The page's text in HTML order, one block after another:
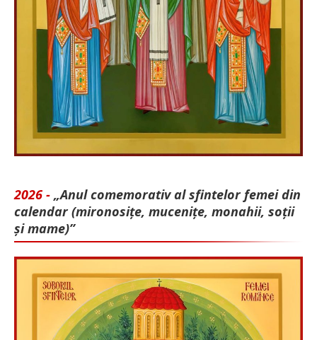
2026 - „Anul comemorativ al sfintelor femei din
calendar (mironosițe, mu­cenițe, monahii, soții
și mame)”